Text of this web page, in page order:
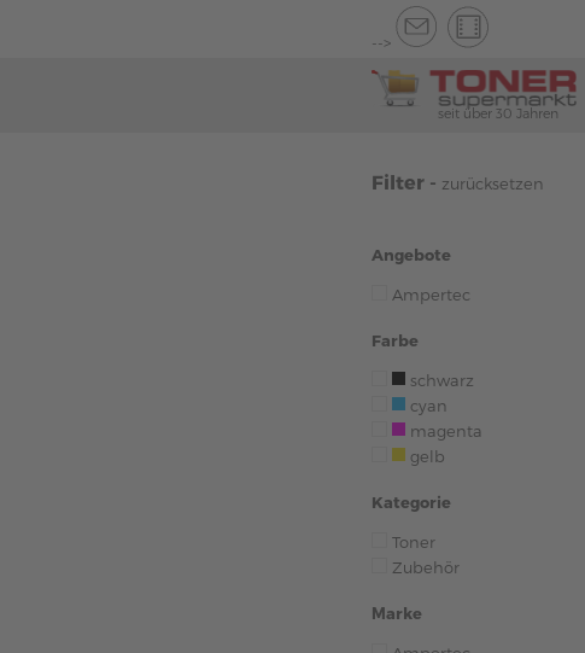
-->
seit über 30 Jahren
Filter - zurücksetzen
Angebote
Ampertec
Farbe
schwarz
cyan
magenta
gelb
Kategorie
Toner
Zubehör
Marke